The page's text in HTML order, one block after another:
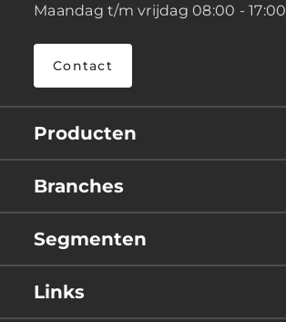
Maandag t/m vrijdag 08:00 - 17:00
Contact
Producten
Branches
Segmenten
Links